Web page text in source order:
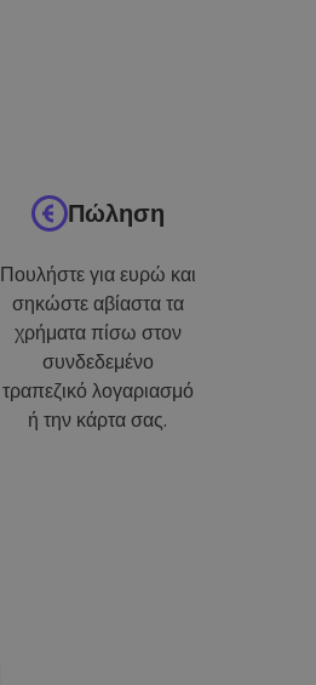
Πώληση
Πουλήστε για ευρώ και
σηκώστε αβίαστα τα
χρήματα πίσω στον
συνδεδεμένο
τραπεζικό λογαριασμό
ή την κάρτα σας.